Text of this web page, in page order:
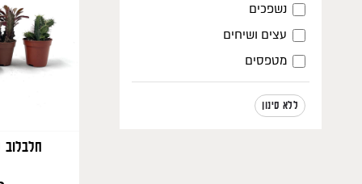
נשפכים
עצים ושיחים
מטפסים
ללא סינון
חלבלוב